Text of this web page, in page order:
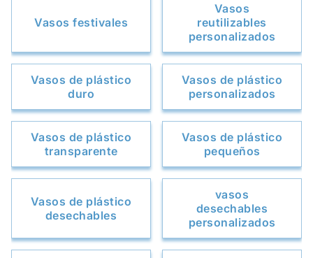
Vasos festivales
Vasos
reutilizables
personalizados
Vasos de plástico
duro
Vasos de plástico
personalizados
Vasos de plástico
transparente
Vasos de plástico
pequeños
Vasos de plástico
desechables
vasos
desechables
personalizados